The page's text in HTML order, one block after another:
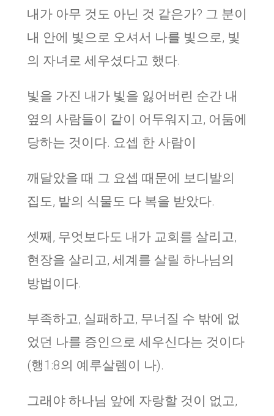
내가 아무 것도 아닌 것 같은가? 그 분이
내 안에 빛으로 오셔서 나를 빛으로, 빛
의 자녀로 세우셨다고 했다.
빛을 가진 내가 빛을 잃어버린 순간 내
옆의 사람들이 같이 어두워지고, 어둠에
당하는 것이다. 요셉 한 사람이
깨달았을 때 그 요셉 때문에 보디발의
집도, 밭의 식물도 다 복을 받았다.
셋째, 무엇보다도 내가 교회를 살리고,
현장을 살리고, 세계를 살릴 하나님의
방법이다.
부족하고, 실패하고, 무너질 수 밖에 없
었던 나를 증인으로 세우신다는 것이다
(행1:8의 예루살렘이 나).
그래야 하나님 앞에 자랑할 것이 없고,